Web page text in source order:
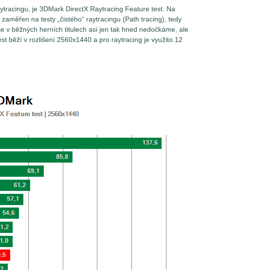
je 3DMark DirectX Raytracing Feature test. Na
na testy „čistého“ raytracingu (Path tracing), tedy
v běžných herních titulech asi jen tak hned nedočkáme, ale
běží v rozlišení 2560x1440 a pro raytracing je využito 12